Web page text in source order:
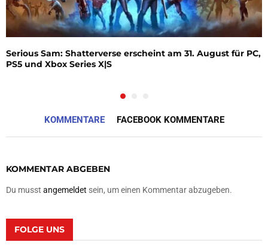
Serious Sam: Shatterverse erscheint am 31. August für PC,
PS5 und Xbox Series X|S
KOMMENTARE FACEBOOK KOMMENTARE
KOMMENTAR ABGEBEN
Du musst angemeldet sein, um einen Kommentar abzugeben.
FOLGE UNS